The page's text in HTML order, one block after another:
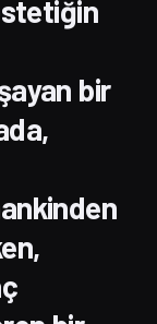
bir